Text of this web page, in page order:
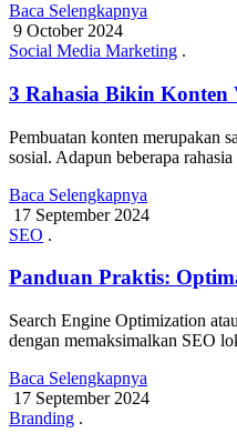
Baca Selengkapnya
9 October 2024
Social Media Marketing .
3 Rahasia Bikin Konten
Pembuatan konten merupakan
sosial. Adapun beberapa
Baca Selengkapnya
17 September 2024
SEO .
Panduan Praktis:
Search Engine Optimization
dengan memaksimalkan SEO
Baca Selengkapnya
17 September 2024
Branding .